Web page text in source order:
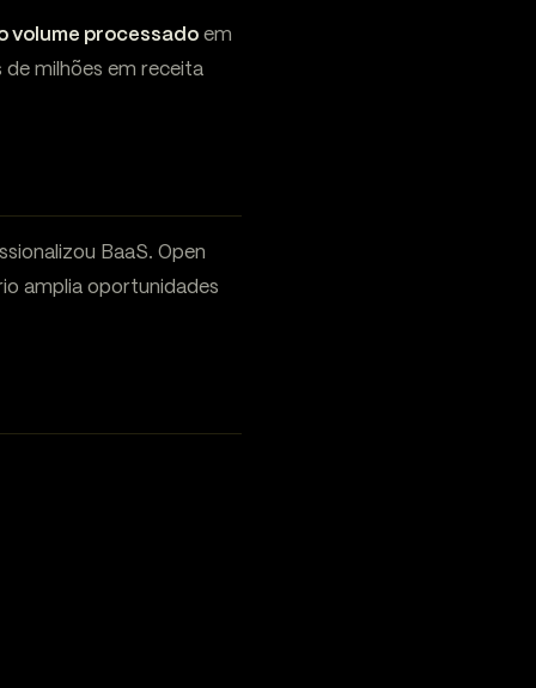
volume processado em
milhões em receita
BaaS. Open
amplia oportunidades